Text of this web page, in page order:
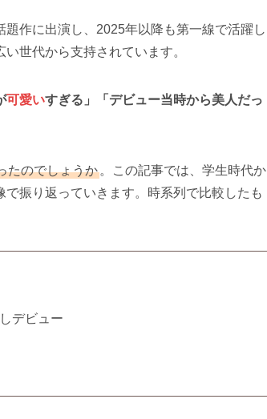
作に出演し、2025年以降も第一線で活躍し
世代から支持されています。
可愛いすぎる」「デビュー当時から美人だっ
たのでしょうか 。この記事では、学生時代か
振り返っていきます。時系列で比較したも
デビュー